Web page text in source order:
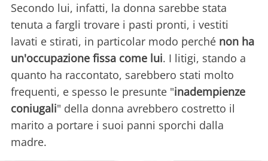
Secondo lui, infatti, la donna sarebbe stata
tenuta a fargli trovare i pasti pronti, i vestiti
lavati e stirati, in particolar modo perché non ha
un'occupazione fissa come lui. I litigi, stando a
quanto ha raccontato, sarebbero stati molto
frequenti, e spesso le presunte "inadempienze
coniugali" della donna avrebbero costretto il
marito a portare i suoi panni sporchi dalla
madre.